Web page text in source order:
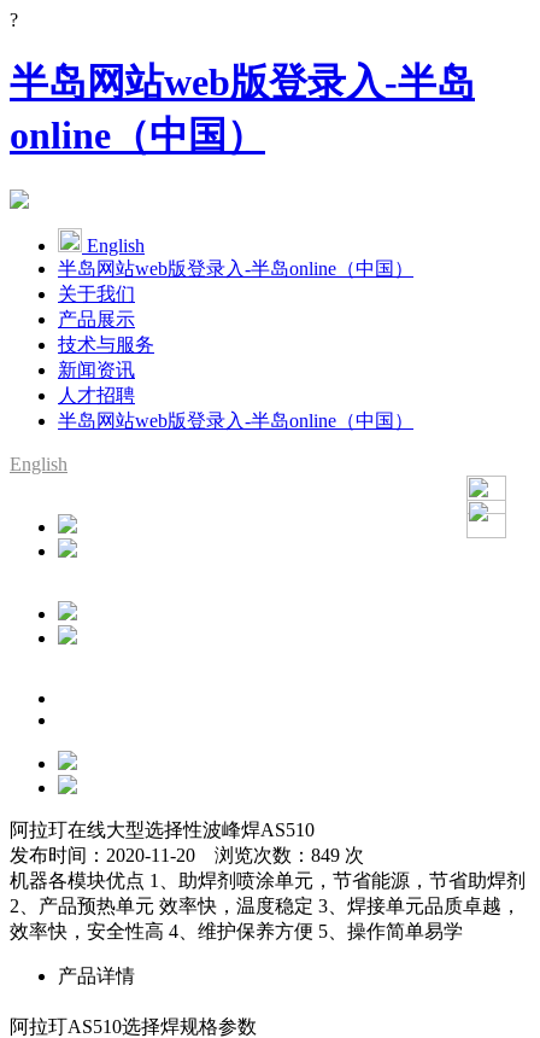
?
半岛网站web版登录入-半岛
online（中国）
English
半岛网站web版登录入-半岛online（中国）
关于我们
产品展示
技术与服务
新闻资讯
人才招聘
半岛网站web版登录入-半岛online（中国）
English
YAMAHA代理
阿拉玎在线大型选择性波峰焊AS510
发布时间：2020-11-20 浏览次数：849 次
机器各模块优点 1、助焊剂喷涂单元，节省能源，节省助焊剂
2、产品预热单元 效率快，温度稳定 3、焊接单元品质卓越，
效率快，安全性高 4、维护保养方便 5、操作简单易学
产品详情
阿拉玎AS510选择焊规格参数